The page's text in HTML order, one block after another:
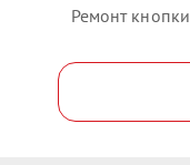
Ремонт кнопки